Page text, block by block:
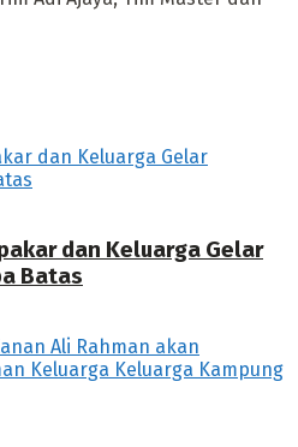
dan Keluarga Gelar
Batas